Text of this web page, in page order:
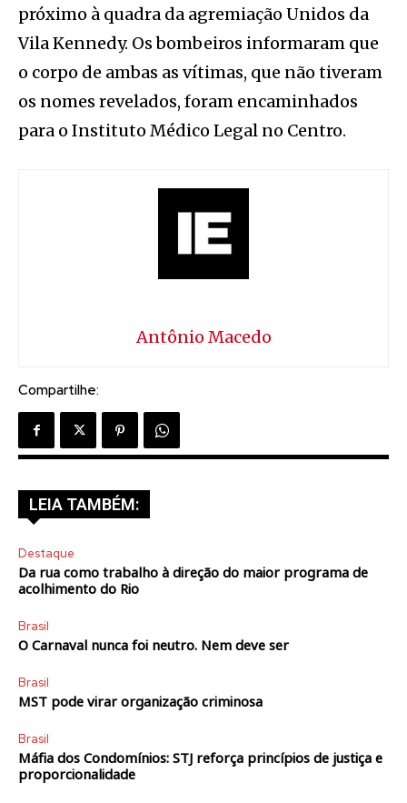
próximo à quadra da agremiação Unidos da
Vila Kennedy. Os bombeiros informaram que
o corpo de ambas as vítimas, que não tiveram
os nomes revelados, foram encaminhados
para o Instituto Médico Legal no Centro.
Antônio Macedo
Compartilhe:
LEIA TAMBÉM:
Destaque
Da rua como trabalho à direção do maior programa de
acolhimento do Rio
Brasil
O Carnaval nunca foi neutro. Nem deve ser
Brasil
MST pode virar organização criminosa
Brasil
Máfia dos Condomínios: STJ reforça princípios de justiça e
proporcionalidade